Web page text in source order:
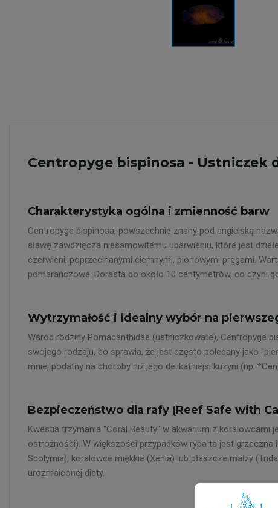
Centropyge bispinosa - Ustniczek
Charakterystyka ogólna i zmienność barw
Centropyge bispinosa, powszechnie znany pod angielską
sławę zawdzięcza niesamowitemu ubarwieniu, które jest
czerwieni, poprzecinanymi ciemnymi, pionowymi pręgami.
pomarańczowe. Dorasta do około 10 centymetrów, co czyni
Wytrzymałość i idealny wybór na
Wśród rodziny Pomacanthidae (ustniczkowate), Centropyge
swojego rodzaju, co sprawia, że jest często polecany jako
mniej podatny na choroby niż jego delikatniejsi kuzyni (np.
Bezpieczeństwo dla rafy (Reef Safe with
Kwestia trzymania "Coral Beauty" w akwarium z koralowcami
ostrożności). W większości przypadków ryba ta jest
Scolymia), koralowce miękkie (Xenia) lub płaszcze małży
urozmaiconej diety.